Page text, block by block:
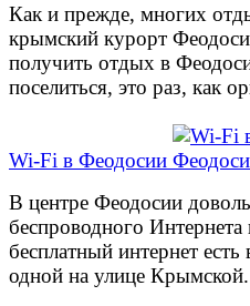
Как и прежде, многих
крымский курорт
получить отдых в
поселиться, это раз, как
Wi-Fi в Феодосии
В центре Феодосии
беспроводного
бесплатный интернет
одной на улице